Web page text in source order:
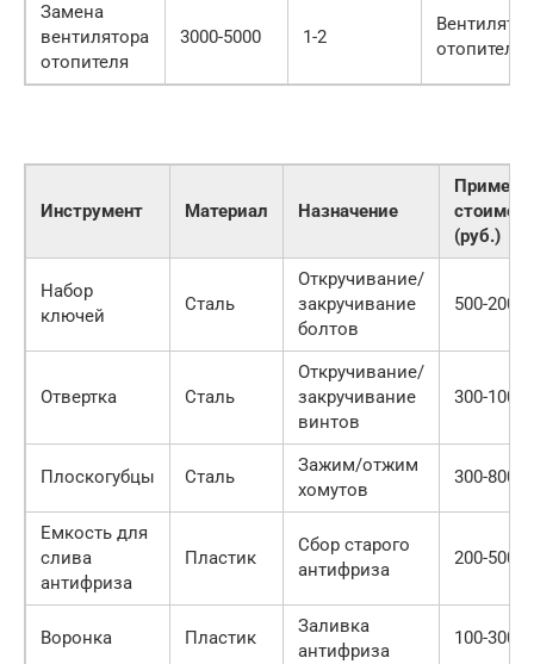
Замена
вентилятора
отопителя
3000-5000 1-2
Вентилятор
отопителя
Инструмент Материал Назначение
(руб.)
Набор
ключей
Сталь
Откручивание/
закручивание
болтов
500-2000
Отвертка Сталь
Откручивание/
закручивание
винтов
300-1000
Плоскогубцы Сталь
Зажим/отжим
хомутов
300-800
Емкость для
слива
антифриза
Пластик
Сбор старого
антифриза
200-500
Воронка Пластик
Заливка
антифриза
100-300